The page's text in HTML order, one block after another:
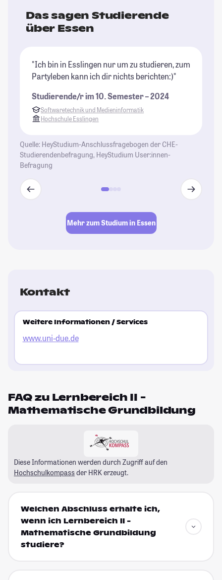
Das sagen Studierende
über Essen
"Ich bin in Esslingen nur um zu studieren, zum
Partyleben kann ich dir nichts berichten:)"
Studierende/r im 10. Semester – 2024
Softwaretechnik und Medieninformatik
Hochschule Esslingen
Quelle: HeyStudium-Anschlussfragebogen der CHE-
Studierendenbefragung, HeyStudium User:innen-
Befragung
Mehr zum Studium in Essen
Kontakt
Weitere Informationen / Services
www.uni-due.de
FAQ zu Lernbereich II -
Mathematische Grundbildung
Diese Informationen werden durch Zugriff auf den
Hochschulkompass der HRK erzeugt.
Welchen Abschluss erhalte ich,
wenn ich Lernbereich II -
Mathematische Grundbildung
studiere?